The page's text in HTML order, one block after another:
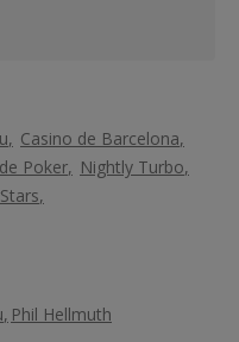
Casino de Barcelona
Poker
Nightly Turbo
Phil Hellmuth